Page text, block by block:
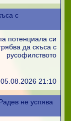
с
потенциала си
да скъса с
русофилството
05.08.2026 21:10
не успява